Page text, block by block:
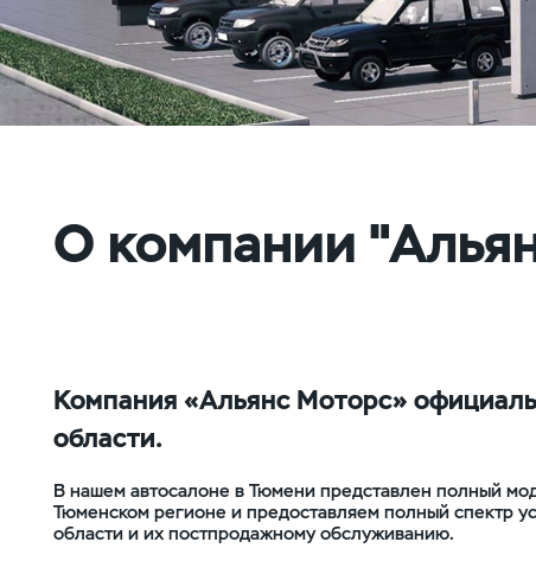
О компании
Компания «Альянс Моторс»
области.
В нашем автосалоне в Тюмени представлен полный
Тюменском регионе и предоставляем полный спектр
области и их постпродажному обслуживанию.